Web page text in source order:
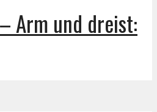
Arm und dreist: